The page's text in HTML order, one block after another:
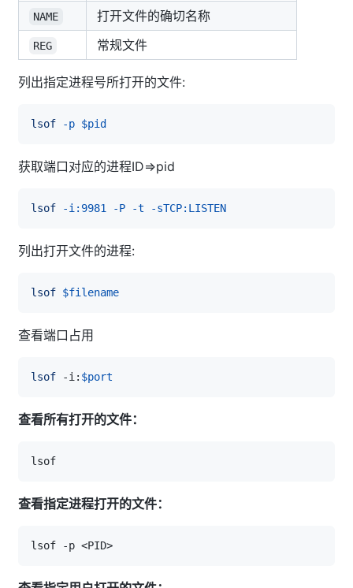
NAME 打开文件的确切名称
REG 常规文件
列出指定进程号所打开的文件:
lsof -p $pid
获取端口对应的进程ID=>pid
lsof -i:9981 -P -t -sTCP:LISTEN
列出打开文件的进程:
lsof $filename
查看端口占用
lsof -i: $port
查看所有打开的文件：
查看指定进程打开的文件：